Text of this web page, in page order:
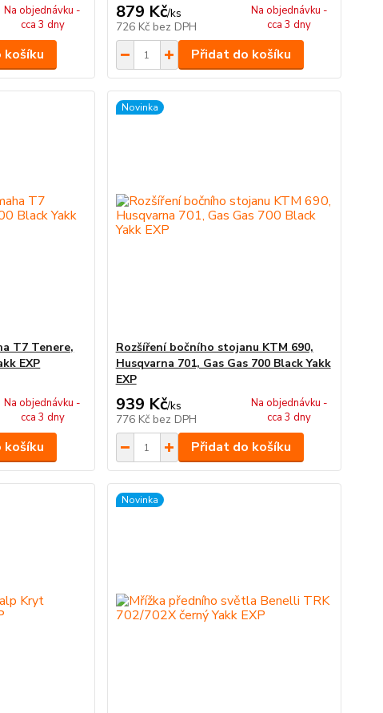
Na objednávku -
cca 3 dny
košíku
879 Kč/ks
726 Kč bez DPH
Na objednávku -
cca 3 dny
Přidat do košíku
T7 Tenere,
EXP
Na objednávku -
cca 3 dny
košíku
Novinka
Rozšíření bočního stojanu KTM 690,
Husqvarna 701, Gas Gas 700 Black Yakk
EXP
939 Kč/ks
776 Kč bez DPH
Na objednávku -
cca 3 dny
Přidat do košíku
Novinka